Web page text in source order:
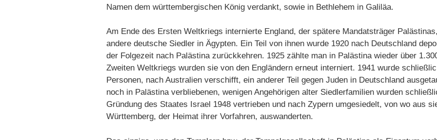
Namen dem württembergischen König verdankt, sowie in Bethlehem in Galiläa.
Am Ende des Ersten Weltkriegs internierte England, der spätere Mandatsträger
andere deutsche Siedler in Ägypten. Ein Teil von ihnen wurde 1920 nach Deutschland
der Folgezeit nach Palästina zurückkehren. 1925 zählte man in Palästina wieder über
Zweiten Weltkriegs wurden sie von den Engländern erneut interniert. 1941 wurde
Personen, nach Australien verschifft, ein anderer Teil gegen Juden in Deutschland
noch in Palästina verbliebenen, wenigen Angehörigen alter Siedlerfamilien wurden
Gründung des Staates Israel 1948 vertrieben und nach Zypern umgesiedelt, von wo aus
Württemberg, der Heimat ihrer Vorfahren, auswanderten.